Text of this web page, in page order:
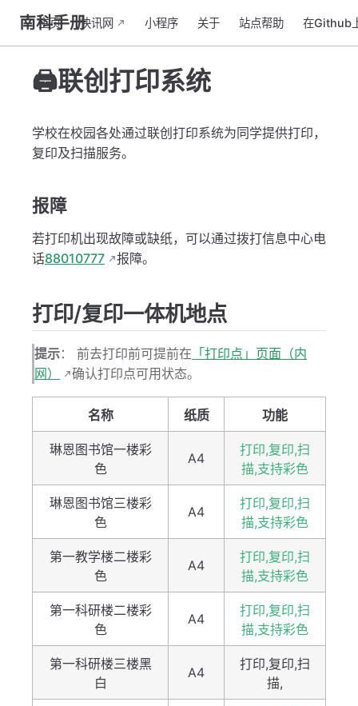
南科手册
主页 快讯网 小程序 关于 站点帮助 在Github
🖨️联创打印系统
学校在校园各处通过联创打印系统为同学提供打印，
复印及扫描服务。
报障
若打印机出现故障或缺纸，可以通过拨打信息中心电
话88010777 报障。
打印/复印一体机地点
提示： 前去打印前可提前在 「打印点」页面（内
网）
确认打印点可用状态。
名称 纸质 功能
琳恩图书馆一楼彩
色
A4
打印,复印,扫
描,支持彩色
琳恩图书馆三楼彩
色
A4
打印,复印,扫
描,支持彩色
第一教学楼二楼彩
色
A4
打印,复印,扫
描,支持彩色
第一科研楼二楼彩
色
A4
打印,复印,扫
描,支持彩色
第一科研楼三楼黑
白
A4
打印,复印,扫
描,